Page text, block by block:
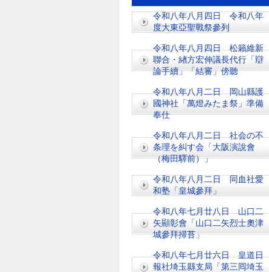
令和八年八月四日 令和八年
度大東亞聖戰祭參列
令和八年八月四日 松籟維新
聯合・緖方宏伸議長代行「辯
論手續」「結審」傍聽
令和八年八月二日 岡山縣護
國神社「萬燈みたま祭」準備
奉仕
令和八年八月二日 社会の不
条理を糾す会「大阪演說會
（梅田驛前）」
令和八年八月二日 同血社愛
和塾「皇城參拜」
令和八年七月廿八日 山口二
矢顯彰會「山口二矢烈士奧津
城參拜掃苔」
令和八年七月廿六日 皇道日
報社埼玉縣支局「第三囘埼玉